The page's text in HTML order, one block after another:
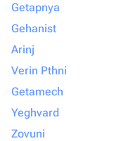
Getapnya
Gehanist
Arinj
Verin Pthni
Getamech
Yeghvard
Zovuni